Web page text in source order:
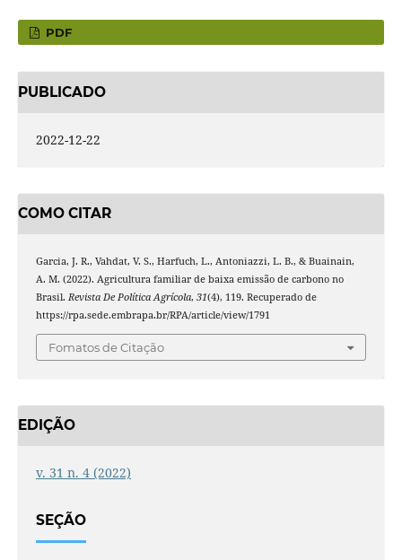
PDF
PUBLICADO
2022-12-22
COMO CITAR
Garcia, J. R., Vahdat, V. S., Harfuch, L., Antoniazzi, L. B., & Buainain,
A. M. (2022). Agricultura familiar de baixa emissão de carbono no
Brasil. Revista De Política Agrícola, 31(4), 119. Recuperado de
https://rpa.sede.embrapa.br/RPA/article/view/1791
Fomatos de Citação
EDIÇÃO
v. 31 n. 4 (2022)
SEÇÃO